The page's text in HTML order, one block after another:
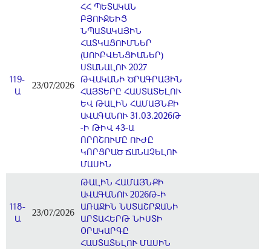
119-
Ա
23/07/2026
ՀՀ ՊԵՏԱԿԱՆ
ԲՅՈՒՋԵԻՑ
ՆՊԱՏԱԿԱՅԻՆ
ՀԱՏԿԱՑՈՒՄՆԵՐ
(ՍՈՒԲՎԵՆՑԻԱՆԵՐ)
ՍՏԱՆԱԼՈՒ 2027
ԹՎԱԿԱՆԻ ԾՐԱԳՐԱՅԻՆ
ՀԱՅՏԵՐԸ ՀԱՍՏԱՏԵԼՈՒ
ԵՎ ԹԱԼԻՆ ՀԱՄԱՅՆՔԻ
ԱՎԱԳԱՆՈՒ 31.03.2026Թ
-Ի ԹԻՎ 43-Ա
ՈՐՈՇՈՒՄԸ ՈՒԺԸ
ԿՈՐՑՐԱԾ ՃԱՆԱՉԵԼՈՒ
ՄԱՍԻՆ
118-
Ա
23/07/2026
ԹԱԼԻՆ ՀԱՄԱՅՆՔԻ
ԱՎԱԳԱՆՈՒ 2026Թ-Ի
ԱՌԱՋԻՆ ՆՍՏԱՇՐՋԱՆԻ
ԱՐՏԱՀԵՐԹ ՆԻՍՏԻ
ՕՐԱԿԱՐԳԸ
ՀԱՍՏԱՏԵԼՈՒ ՄԱՍԻՆ